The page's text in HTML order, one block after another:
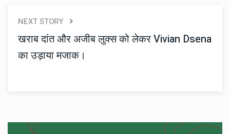
NEXT STORY
खराब दांत और अजीब लुक्स को लेकर Vivian Dsena
का उड़ाया मजाक।